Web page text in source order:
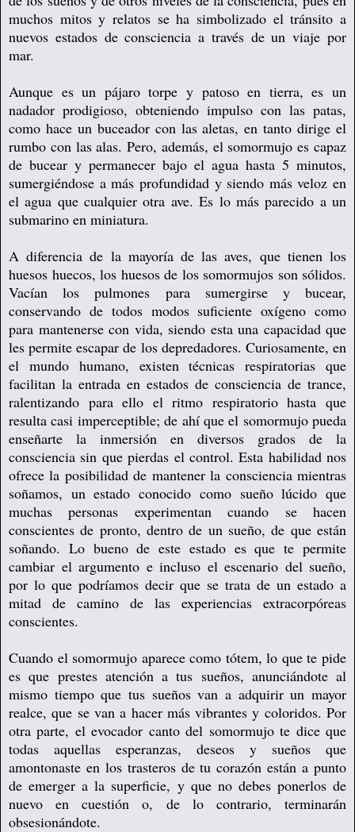
muchos mitos y relatos se ha simbolizado el tránsito a
nuevos estados de consciencia a través de un viaje por
mar.
Aunque es un pájaro torpe y patoso en tierra, es un
nadador prodigioso, obteniendo impulso con las patas,
como hace un buceador con las aletas, en tanto dirige el
rumbo con las alas. Pero, además, el somormujo es capaz
de bucear y permanecer bajo el agua hasta 5 minutos,
sumergiéndose a más profundidad y siendo más veloz en
el agua que cualquier otra ave. Es lo más parecido a un
submarino en miniatura.
A diferencia de la mayoría de las aves, que tienen los
huesos huecos, los huesos de los somormujos son sólidos.
Vacían los pulmones para sumergirse y bucear,
conservando de todos modos suficiente oxígeno como
para mantenerse con vida, siendo esta una capacidad que
les permite escapar de los depredadores. Curiosamente, en
el mundo humano, existen técnicas respiratorias que
facilitan la entrada en estados de consciencia de trance,
ralentizando para ello el ritmo respiratorio hasta que
resulta casi imperceptible; de ahí que el somormujo pueda
enseñarte la inmersión en diversos grados de la
consciencia sin que pierdas el control. Esta habilidad nos
ofrece la posibilidad de mantener la consciencia mientras
soñamos, un estado conocido como sueño lúcido que
muchas personas experimentan cuando se hacen
conscientes de pronto, dentro de un sueño, de que están
soñando. Lo bueno de este estado es que te permite
cambiar el argumento e incluso el escenario del sueño,
por lo que podríamos decir que se trata de un estado a
mitad de camino de las experiencias extracorpóreas
conscientes.
Cuando el somormujo aparece como tótem, lo que te pide
es que prestes atención a tus sueños, anunciándote al
mismo tiempo que tus sueños van a adquirir un mayor
realce, que se van a hacer más vibrantes y coloridos. Por
otra parte, el evocador canto del somormujo te dice que
todas aquellas esperanzas, deseos y sueños que
amontonaste en los trasteros de tu corazón están a punto
de emerger a la superficie, y que no debes ponerlos de
nuevo en cuestión o, de lo contrario, terminarán
obsesionándote.